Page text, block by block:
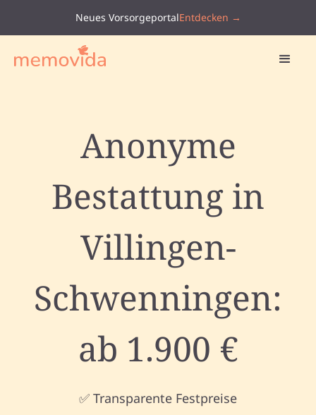
Neues VorsorgeportalEntdecken →
Anonyme
Bestattung in
Villingen-
Schwenningen:
ab 1.900 €
✅ Transparente Festpreise